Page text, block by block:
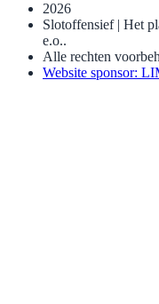
2026
Slotoffensief | Het
e.o..
Alle rechten
Website sponsor: